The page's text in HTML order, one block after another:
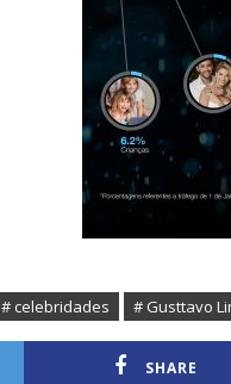
# celebridades # Gusttavo
SHARE